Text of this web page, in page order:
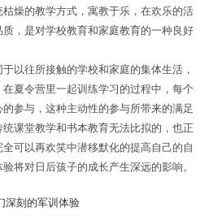
燥的教学方式，寓教于乐，在欢乐的活
，是对学校教育和家庭教育的一种良好
往所接触的学校和家庭的集体生活，
夏令营里一起训练学习的过程中，每个
参与，这种主动性的参与所带来的满足
课堂教学和书本教育无法比拟的，也正
可以再欢笑中潜移默化的提高自己的自
将对日后孩子的成长产生深远的影响。
深刻的军训体验